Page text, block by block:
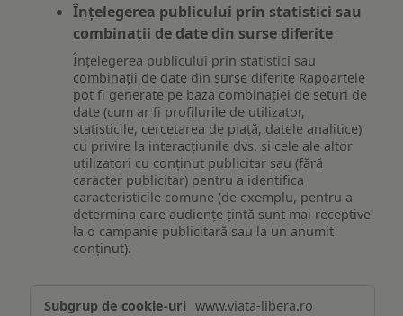
Înțelegerea publicului prin statistici sau
combinații de date din surse diferite
Înțelegerea publicului prin statistici sau
combinații de date din surse diferite Rapoartele
pot fi generate pe baza combinației de seturi de
date (cum ar fi profilurile de utilizator,
statisticile, cercetarea de piață, datele analitice)
cu privire la interacțiunile dvs. și cele ale altor
utilizatori cu conținut publicitar sau (fără
caracter publicitar) pentru a identifica
caracteristicile comune (de exemplu, pentru a
determina care audiențe țintă sunt mai receptive
la o campanie publicitară sau la un anumit
conținut).
www.viata-libera.ro